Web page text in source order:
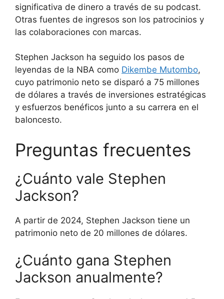
significativa de dinero a través de su podcast.
Otras fuentes de ingresos son los patrocinios y
las colaboraciones con marcas.
Stephen Jackson ha seguido los pasos de
leyendas de la NBA como Dikembe Mutombo,
cuyo patrimonio neto se disparó a 75 millones
de dólares a través de inversiones estratégicas
y esfuerzos benéficos junto a su carrera en el
baloncesto.
Preguntas frecuentes
¿Cuánto vale Stephen
Jackson?
A partir de 2024, Stephen Jackson tiene un
patrimonio neto de 20 millones de dólares.
¿Cuánto gana Stephen
Jackson anualmente?